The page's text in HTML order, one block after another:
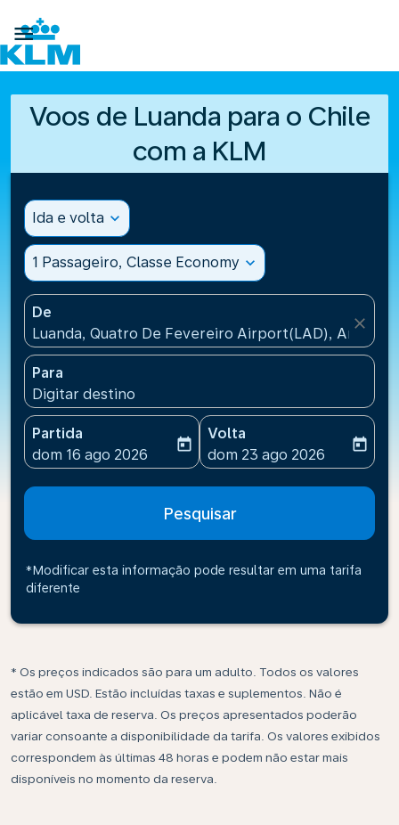

Voos de Luanda para o Chile
com a KLM
Ida e volta expand_more
1 Passageiro, Classe Economy expand_more
De
Luanda, Quatro De Fevereiro Airport(LAD), Angola
close
Para
Digitar destino
Partida
fc-booking-departure-date-aria-label
dom 16 ago 2026
today
Volta
fc-booking-return-date-
dom 23 ago 2026
today
Pesquisar
*Modificar esta informação pode resultar em uma tarifa
diferente
* Os preços indicados são para um adulto. Todos os valores
estão em USD. Estão incluídas taxas e suplementos. Não é
aplicável taxa de reserva. Os preços apresentados poderão
variar consoante a disponibilidade da tarifa. Os valores exibidos
correspondem às últimas 48 horas e podem não estar mais
disponíveis no momento da reserva.